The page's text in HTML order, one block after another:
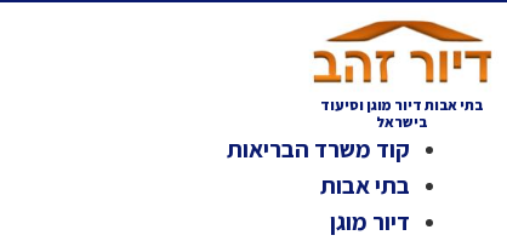
בתי אבות דיור מוגן וסיעוד
בישראל
קוד משרד הבריאות
בתי אבות
דיור מוגן